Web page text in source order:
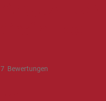
Bewertungen